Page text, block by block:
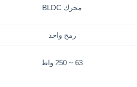
محرك BLDC
رمح واحد
63 ~ 250 واط